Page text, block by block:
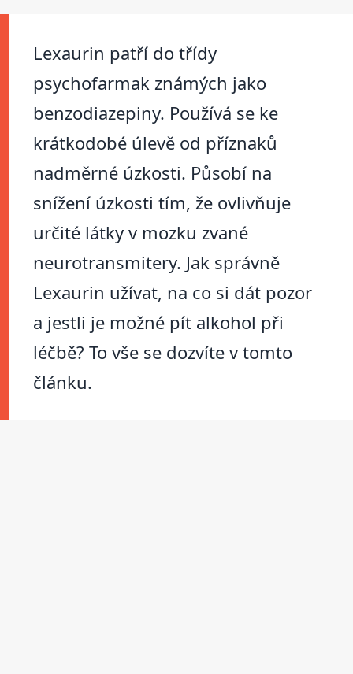
Lexaurin patří do třídy
psychofarmak známých jako
benzodiazepiny. Používá se ke
krátkodobé úlevě od příznaků
nadměrné úzkosti. Působí na
snížení úzkosti tím, že ovlivňuje
určité látky v mozku zvané
neurotransmitery. Jak správně
Lexaurin užívat, na co si dát pozor
a jestli je možné pít alkohol při
léčbě? To vše se dozvíte v tomto
článku.